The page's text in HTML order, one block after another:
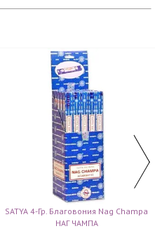
SATYA 4-Гр. Благовония Nag Champa
НАГ ЧАМПА